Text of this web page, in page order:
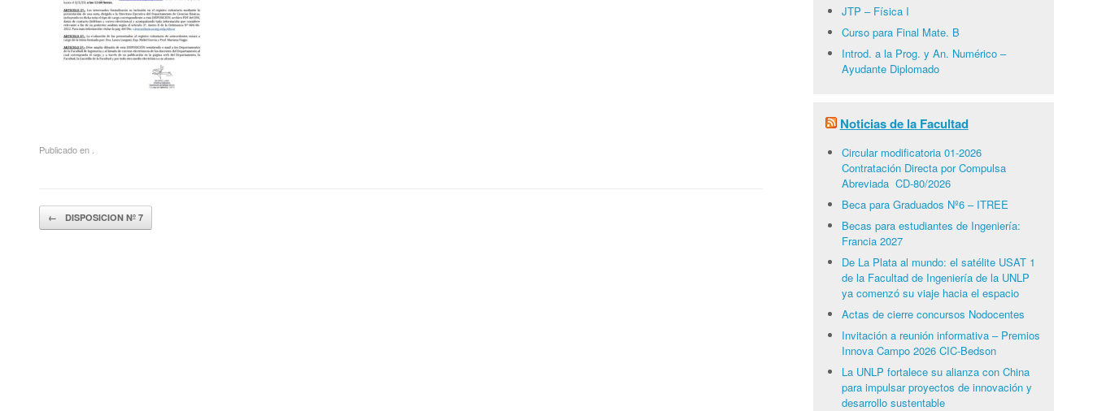
Publicado en .
Navegador de artículos
← DISPOSICION Nº 7
JTP – Física I
Curso para Final Mate. B
Introd. a la Prog. y An. Numérico –
Ayudante Diplomado
Noticias de la Facultad
Circular modificatoria 01-2026
Contratación Directa por Compulsa
Abreviada CD-80/2026
Beca para Graduados Nº6 – ITREE
Becas para estudiantes de Ingeniería:
Francia 2027
De La Plata al mundo: el satélite USAT 1
de la Facultad de Ingeniería de la UNLP
ya comenzó su viaje hacia el espacio
Actas de cierre concursos Nodocentes
Invitación a reunión informativa – Premios
Innova Campo 2026 CIC-Bedson
La UNLP fortalece su alianza con China
para impulsar proyectos de innovación y
desarrollo sustentable